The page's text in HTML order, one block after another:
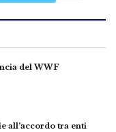
del WWF
all’accordo tra enti